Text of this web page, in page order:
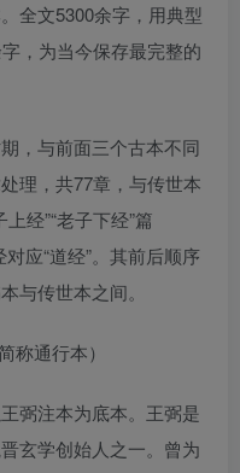
全文5300余字，用典型
，为当今保存最完整的
，与前面三个古本不同
理，共77章，与传世本
经”“老子下经”篇
对应“道经”。其前后顺序
与传世本之间。
称通行本）
弼注本为底本。王弼是
玄学创始人之一。曾为